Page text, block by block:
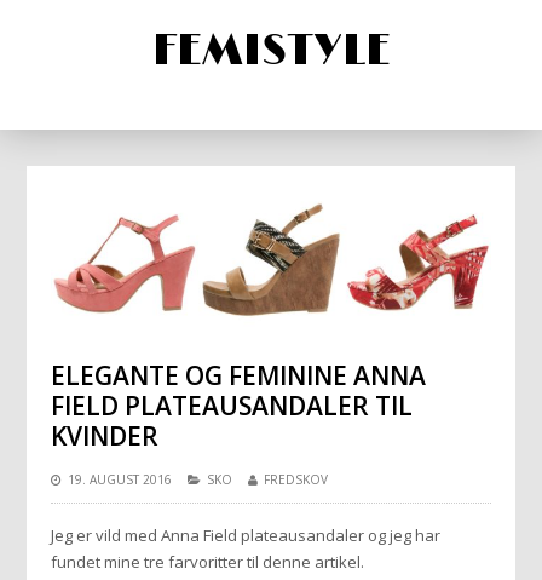
FEMISTYLE
ELEGANTE OG FEMININE ANNA
FIELD PLATEAUSANDALER TIL
KVINDER
19. AUGUST 2016 SKO FREDSKOV
Jeg er vild med Anna Field plateausandaler og jeg har
fundet mine tre farvoritter til denne artikel.